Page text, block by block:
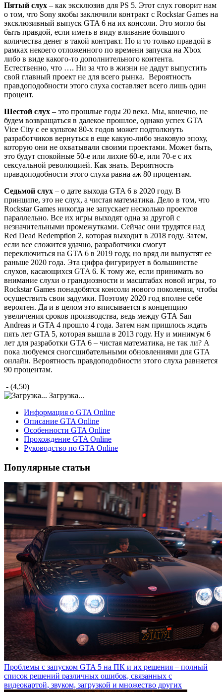
Пятый слух – как эксклюзив для PS 5. Этот слух говорит нам
о том, что Sony якобы заключили контракт с Rockstar Games на
эксклюзивный выпуск GTA 6 на их консоли. Это могло бы
быть правдой, если иметь в виду вливание большого
количества денег в такой контракт. Но и то только правдой в
рамках некоего отложенного по времени запуска на Xbox
либо в виде какого-то дополнительного контента.
Естественно, что …. Ни за что в жизни не дадут выпустить
свой главный проект не для всего рынка. Вероятность
правдоподобности этого слуха составляет всего лишь один
процент.
Шестой слух – это прошлые годы 20 века. Мы, конечно, не
будем возвращаться в далекое прошлое, однако успех GTA
Vice City с ее культом 80-х годов может подтолкнуть
разработчиков вернуться в еще какую-либо знаковую эпоху,
которую они не охватывали своими проектами. Может быть,
это будут спокойные 50-е или лихие 60-е, или 70-е с их
сексуальной революцией. Как знать. Вероятность
правдоподобности этого слуха равна аж 80 процентам.
Седьмой слух – о дате выхода GTA 6 в 2020 году. В
принципе, это не слух, а чистая математика. Дело в том, что
Rockstar Games никогда не запускает несколько проектов
параллельно. Все их игры выходят одна за другой с
незначительными промежутками. Сейчас они трудятся над
Red Dead Redemption 2, которая выходит в 2018 году. Затем,
если все сложится удачно, разработчики смогут
переключиться на GTA 6 в 2019 году, но вряд ли выпустят ее
раньше 2020 года. Эта цифра фигурирует в большинстве
слухов, касающихся GTA 6. К тому же, если принимать во
внимание слухи о грандиозности и масштабах новой игры, то
Rockstar Games понадобятся консоли нового поколения, чтобы
осуществить свои задумки. Поэтому 2020 год вполне себе
вероятен. Да и в целом это вписывается в концепцию
увеличения сроков производства, ведь между GTA San
Andreas и GTA 4 прошло 4 года. Затем нам пришлось ждать
пять лет GTA 5, которая вышла в 2013 году. Ну и минимум 6
лет для разработки GTA 6 – чистая математика, не так ли? А
пока любуемся сногсшибательными обновлениями для GTA
онлайн. Вероятность правдоподобности этого слуха равняется
90 процентам.
- (4,50)
Загрузка...
Информация о GTA Online
Описание GTA Online
Особенности GTA Online
Прохождение GTA Online
Руководство по GTA Online
Популярные статьи
Проблемы с запуском GTA 5 на ПК и их решения – полный
список решений различных ошибок, связанных с
видеокартой, звуком, загрузкой и множество других